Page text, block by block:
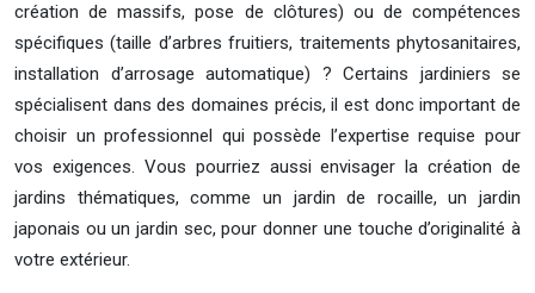
création de massifs, pose de clôtures) ou de compétences
spécifiques (taille d’arbres fruitiers, traitements phytosanitaires,
installation d’arrosage automatique) ? Certains jardiniers se
spécialisent dans des domaines précis, il est donc important de
choisir un professionnel qui possède l’expertise requise pour
vos exigences. Vous pourriez aussi envisager la création de
jardins thématiques, comme un jardin de rocaille, un jardin
japonais ou un jardin sec, pour donner une touche d’originalité à
votre extérieur.